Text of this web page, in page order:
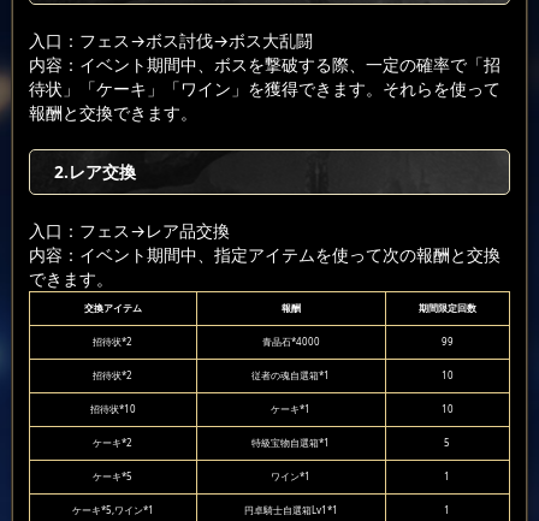
入口：フェス→ボス討伐→ボス大乱闘
内容：イベント期間中、ボスを撃破する際、一定の確率で「招
待状」「ケーキ」「ワイン」を獲得できます。それらを使って
報酬と交換できます。
2.レア交換
入口：フェス→レア品交換
内容：イベント期間中、指定アイテムを使って次の報酬と交換
できます。
交換アイテム 報酬 期間限定回数
招待状*2 青晶石*4000 99
招待状*2 従者の魂自選箱*1 10
招待状*10 ケーキ*1 10
ケーキ*2 特級宝物自選箱*1 5
ケーキ*5 ワイン*1 1
ケーキ*5,ワイン*1 円卓騎士自選箱Lv1*1 1